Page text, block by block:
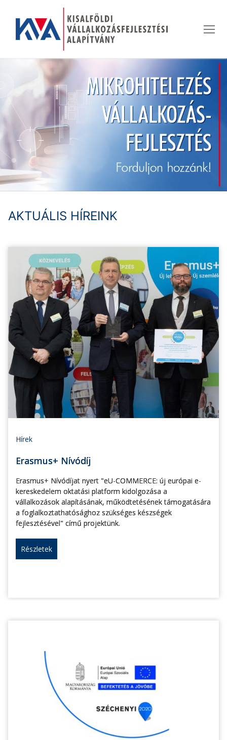
tartalomra
AKTUÁLIS HÍREINK
Hírek
Erasmus+ Nívódíj
Erasmus+ Nívódíjat nyert "eU-COMMERCE: új európai e-
kereskedelem oktatási platform kidolgozása a
vállalkozások alapításának, működtetésének támogatására
a foglalkoztathatósághoz szükséges készségek
fejlesztésével" című projektünk.
Részletek